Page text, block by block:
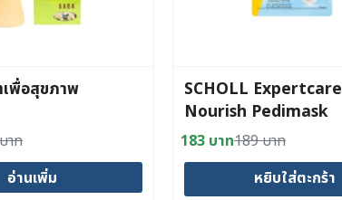
เพื่อสุขภาพ
บาท
อ่านเพิ่ม
SCHOLL Expertcare
Nourish Pedimask
Macadamia Oil
189บาท
Original
price
was:
183 บาท
Current
price
is:
หยิบใส่ตะกร้า